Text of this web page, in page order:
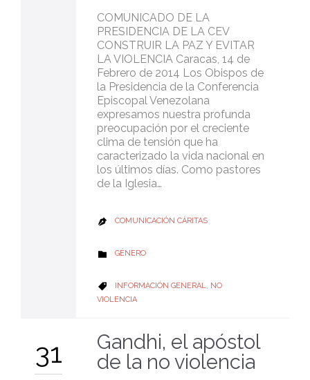
COMUNICADO DE LA
PRESIDENCIA DE LA CEV
CONSTRUIR LA PAZ Y EVITAR
LA VIOLENCIA Caracas, 14 de
Febrero de 2014 Los Obispos de
la Presidencia de la Conferencia
Episcopal Venezolana
expresamos nuestra profunda
preocupación por el creciente
clima de tensión que ha
caracterizado la vida nacional en
los últimos días. Como pastores
de la Iglesia…
 COMUNICACIÓN CÁRITAS
 CATEGORY
GÉNERO
 CATEGORY
INFORMACIÓN GENERAL, NO
VIOLENCIA
31
Gandhi, el apóstol
de la no violencia